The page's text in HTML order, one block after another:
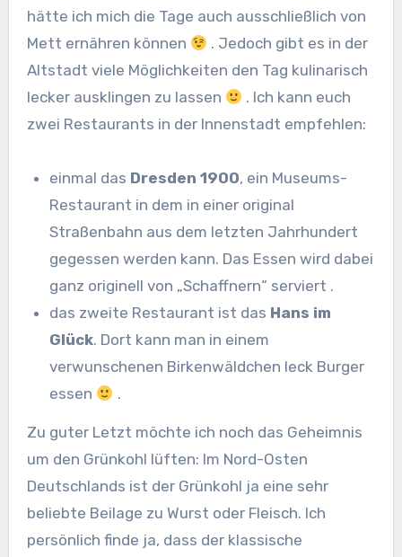
hätte ich mich die Tage auch ausschließlich von
Mett ernähren können
. Jedoch gibt es in der
Altstadt viele Möglichkeiten den Tag kulinarisch
lecker ausklingen zu lassen
. Ich kann euch
zwei Restaurants in der Innenstadt empfehlen:
einmal das Dresden 1900, ein Museums-
Restaurant in dem in einer original
Straßenbahn aus dem letzten Jahrhundert
gegessen werden kann. Das Essen wird dabei
ganz originell von „Schaffnern“ serviert .
das zweite Restaurant ist das Hans im
Glück. Dort kann man in einem
verwunschenen Birkenwäldchen leck Burger
essen
.
Zu guter Letzt möchte ich noch das Geheimnis
um den Grünkohl lüften: Im Nord-Osten
Deutschlands ist der Grünkohl ja eine sehr
beliebte Beilage zu Wurst oder Fleisch. Ich
persönlich finde ja, dass der klassische